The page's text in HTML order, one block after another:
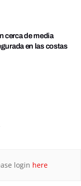
cerca de media
en las costas
login here